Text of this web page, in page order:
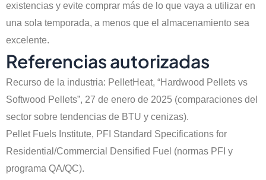
existencias y evite comprar más de lo que vaya a utilizar en
una sola temporada, a menos que el almacenamiento sea
excelente.
Referencias autorizadas
Recurso de la industria: PelletHeat, “Hardwood Pellets vs
Softwood Pellets”, 27 de enero de 2025 (comparaciones del
sector sobre tendencias de BTU y cenizas).
Pellet Fuels Institute, PFI Standard Specifications for
Residential/Commercial Densified Fuel (normas PFI y
programa QA/QC).
Indonesian